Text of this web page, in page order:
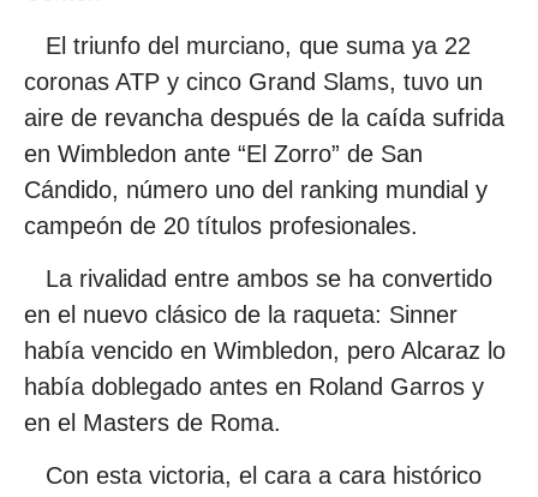
El triunfo del murciano, que suma ya 22
coronas ATP y cinco Grand Slams, tuvo un
aire de revancha después de la caída sufrida
en Wimbledon ante “El Zorro” de San
Cándido, número uno del ranking mundial y
campeón de 20 títulos profesionales.
La rivalidad entre ambos se ha convertido
en el nuevo clásico de la raqueta: Sinner
había vencido en Wimbledon, pero Alcaraz lo
había doblegado antes en Roland Garros y
en el Masters de Roma.
Con esta victoria, el cara a cara histórico